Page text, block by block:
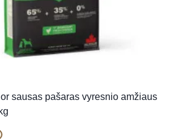
sausas pašaras vyresnio amžiaus